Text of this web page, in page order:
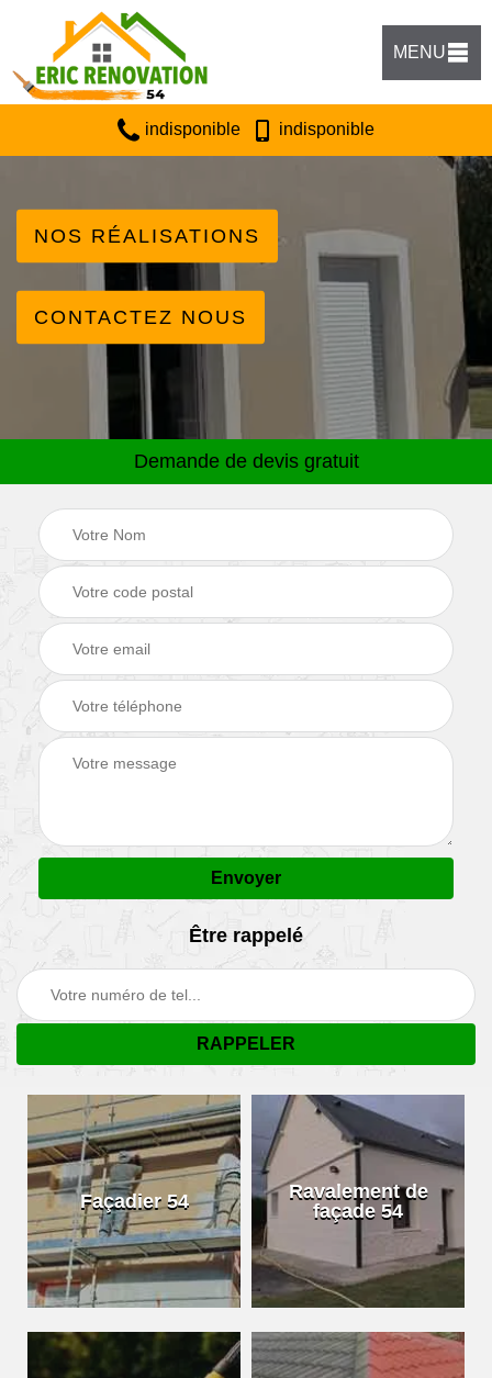
MENU
indisponible indisponible
NOS RÉALISATIONS
CONTACTEZ NOUS
Demande de devis gratuit
Être rappelé
Façadier 54
Ravalement de
façade 54